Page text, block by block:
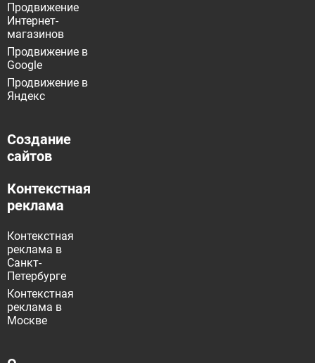
Продвижение
Интернет-
магазинов
Продвижение в
Google
Продвижение в
Яндекс
Создание
сайтов
Контекстная
реклама
Контекстная
реклама в
Санкт-
Петербурге
Контекстная
реклама в
Москве